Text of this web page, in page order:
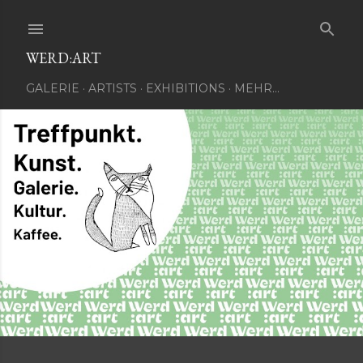
WERD:ART
GALERIE ARTISTS EXHIBITIONS MEHR…